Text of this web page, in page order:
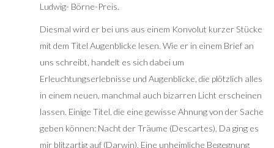
Ludwig- Börne-Preis.
Diesmal wird er bei uns aus einem Konvolut kurzer Stücke
mit dem Titel Augenblicke lesen. Wie er in einem Brief an
uns schreibt, handelt es sich dabei um
Erleuchtungserlebnisse und Augenblicke, die plötzlich alles
in einem neuen, manchmal auch bizarren Licht erscheinen
lassen. Einige Titel, die eine gewisse Ahnung von der Sache
geben können: Nacht der Träume (Descartes), Da ging es
mir blitzartig auf (Darwin), Eine unheimliche Begegnung